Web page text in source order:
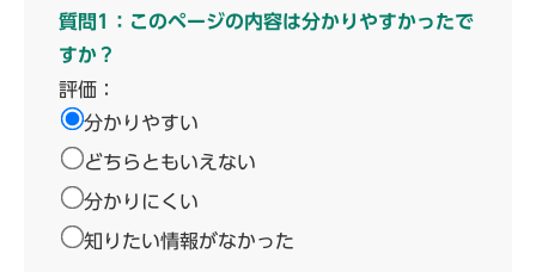
質問1：このページの内容は分かりやすかったで
すか？
評価：
分かりやすい
どちらともいえない
分かりにくい
知りたい情報がなかった